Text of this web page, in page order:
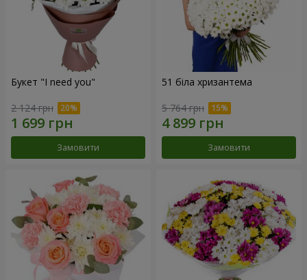
Букет "I need you"
2 124 грн
Замовити
51 біла хризантема
5 764 грн
Замовити